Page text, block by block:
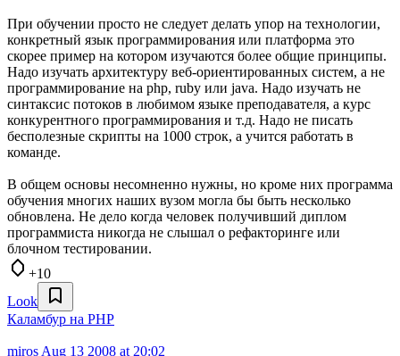
При обучении просто не следует делать упор на технологии,
конкретный язык программирования или платформа это
скорее пример на котором изучаются более общие принципы.
Надо изучать архитектуру веб-ориентированных систем, а не
программирование на php, ruby или java. Надо изучать не
синтаксис потоков в любимом языке преподавателя, а курс
конкурентного программирования и т.д. Надо не писать
бесполезные скрипты на 1000 строк, а учится работать в
команде.
В общем основы несомненно нужны, но кроме них программа
обучения многих наших вузом могла бы быть несколько
обновлена. Не дело когда человек получивший диплом
программиста никогда не слышал о рефакторинге или
блочном тестировании.
+10
Look
Каламбур на PHP
miros Aug 13 2008 at 20:02